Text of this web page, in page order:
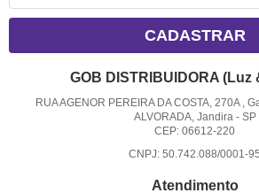
CADASTRAR
GOB DISTRIBUIDORA (Luz
RUA AGENOR PEREIRA DA COSTA, 270A ,
ALVORADA, Jandira- SP
CEP: 06612-220
CNPJ: 50.742.088/0001-95
Atendimento